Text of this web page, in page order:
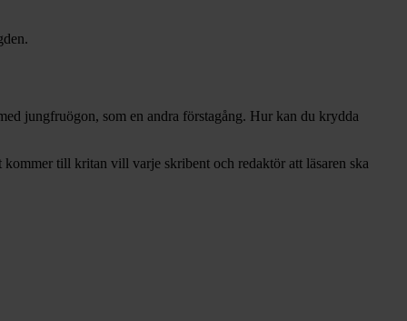
jungfruögon, som en andra förstagång. Hur kan du krydda
till kritan vill varje skribent och redaktör att läsaren ska